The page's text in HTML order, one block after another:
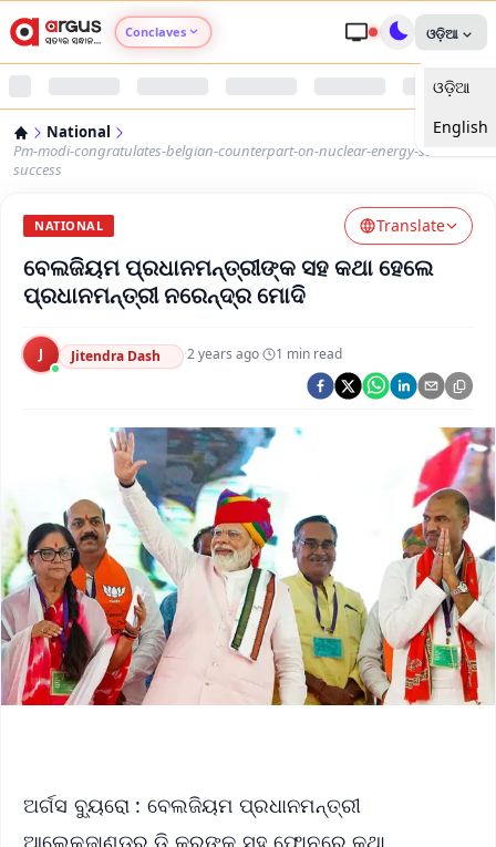
Conclaves
Argus Nari Shakti
Argus Health Connect
Argus Chalo Dekhein Apna Desh
ଓଡ଼ିଆ
ଓଡ଼ିଆ
English
National
Pm-modi-congratulates-belgian-counterpart-on-nuclear-energy-summit-
success
NATIONAL Translate
ବେଲଜିୟମ ପ୍ରଧାନମନ୍ତ୍ରୀଙ୍କ ସହ କଥା ହେଲେ
ପ୍ରଧାନମନ୍ତ୍ରୀ ନରେନ୍ଦ୍ର ମୋଦି
J Jitendra Dash ·2 years ago· 1 min read
ଅର୍ଗସ ବ୍ୟୁରୋ : ବେଲଜିୟମ ପ୍ରଧାନମନ୍ତ୍ରୀ
ଆଲେକଜାଣ୍ଡର ଡି କ୍ରୁଙ୍କ ସହ ଫୋନରେ କଥା